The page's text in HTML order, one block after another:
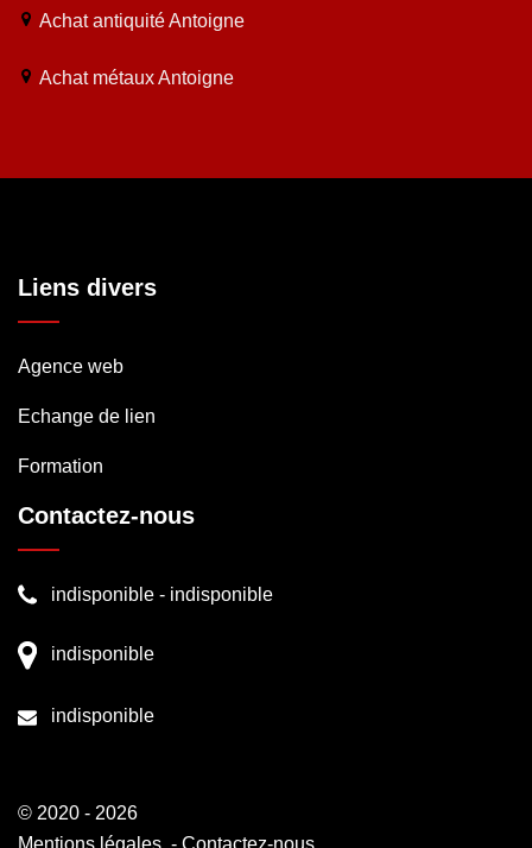
Achat antiquité Antoigne
Achat métaux Antoigne
Liens divers
Agence web
Echange de lien
Formation
Contactez-nous
indisponible - indisponible
indisponible
indisponible
© 2020 - 2026